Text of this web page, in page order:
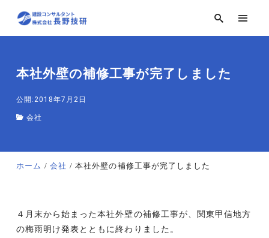
本社外壁の補修工事が完了しました
公開:2018年7月2日
会社
ホーム 会社 本社外壁の補修工事が完了しました
４月末から始まった本社外壁の補修工事が、関東甲信地方
の梅雨明け発表とともに終わりました。